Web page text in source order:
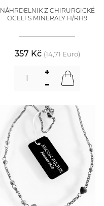
NÁHRDELNIK Z CHIRURGICKÉ
OCELI S MINERÁLY H/RH9
357 Kč (14,71 Euro)